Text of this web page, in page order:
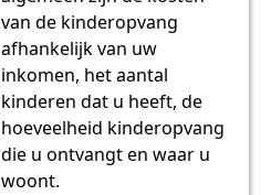
van de kinderopvang
afhankelijk van uw
inkomen, het aantal
kinderen dat u heeft, de
hoeveelheid kinderopvang
die u ontvangt en waar u
woont.